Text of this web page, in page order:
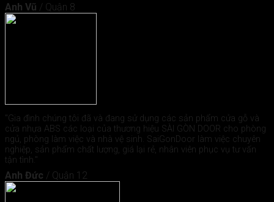
Anh Vũ / Quận 8
"Gia đình chúng tôi đã và đang sử dụng các sản phẩm cửa gỗ và
cửa nhựa ABS các loại của thương hiệu SÀI GÒN DOOR cho phòng
ngủ, phòng làm việc và nhà vệ sinh. SaiGonDoor làm việc chuyên
nghiệp, sản phẩm chất lượng, giá lại rẻ, nhân viên phục vụ tư vấn
tận tình."
Anh Đức / Quận 12